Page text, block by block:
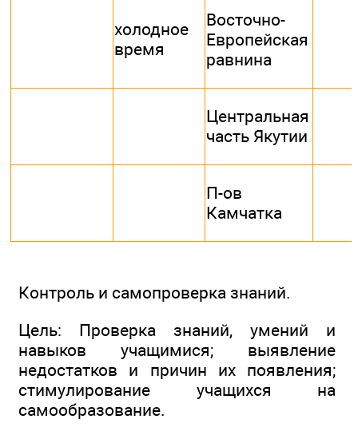
холодное
время
Восточно-
Европейская
равнина
Центральная
часть Якутии
П-ов
Камчатка
Контроль и самопроверка знаний.
Цель: Проверка знаний, умений и
навыков учащимися; выявление
недостатков и причин их появления;
стимулирование учащихся на
самообразование.